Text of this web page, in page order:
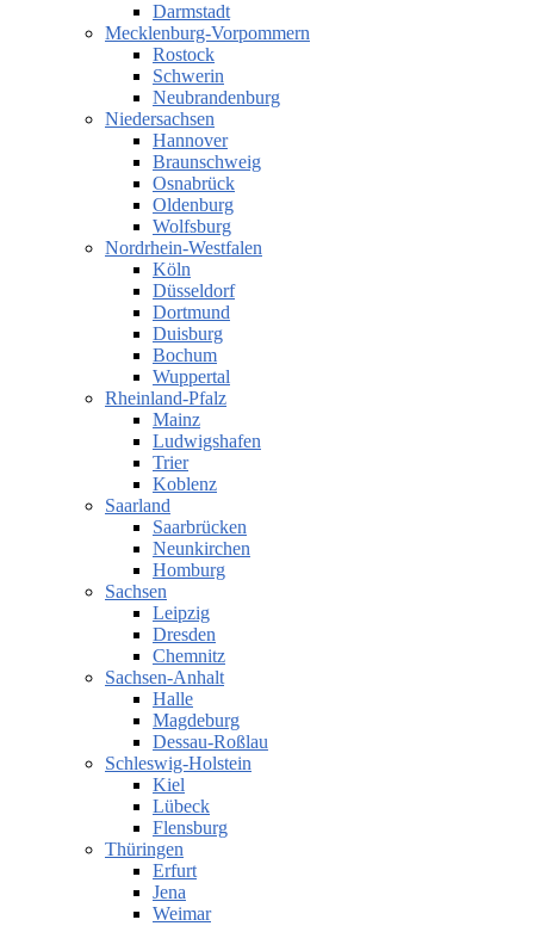
Darmstadt
Mecklenburg-Vorpommern
Rostock
Schwerin
Neubrandenburg
Niedersachsen
Hannover
Braunschweig
Osnabrück
Oldenburg
Wolfsburg
Nordrhein-Westfalen
Köln
Düsseldorf
Dortmund
Duisburg
Bochum
Wuppertal
Rheinland-Pfalz
Mainz
Ludwigshafen
Trier
Koblenz
Saarland
Saarbrücken
Neunkirchen
Homburg
Sachsen
Leipzig
Dresden
Chemnitz
Sachsen-Anhalt
Halle
Magdeburg
Dessau-Roßlau
Schleswig-Holstein
Kiel
Lübeck
Flensburg
Thüringen
Erfurt
Jena
Weimar